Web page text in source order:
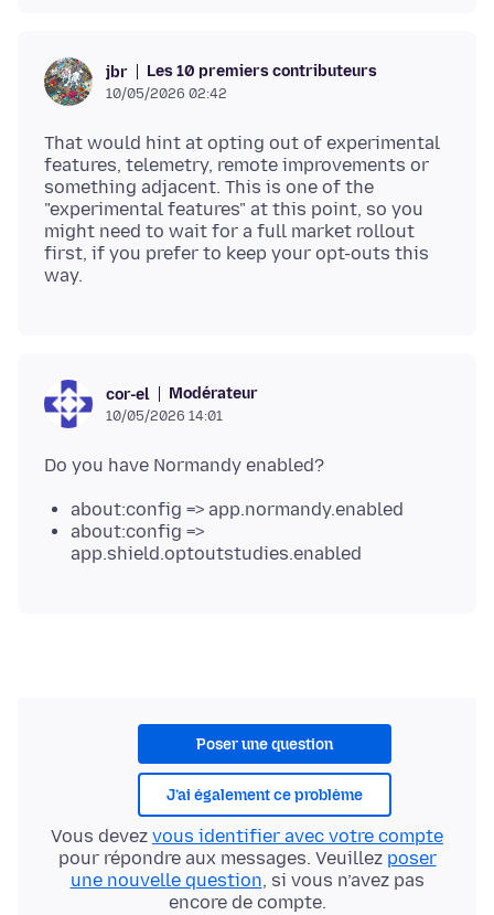
jbr Les 10 premiers contributeurs
10/05/2026 02:42
That would hint at opting out of experimental
features, telemetry, remote improvements or
something adjacent. This is one of the
"experimental features" at this point, so you
might need to wait for a full market rollout
first, if you prefer to keep your opt-outs this
cor-el Modérateur
10/05/2026 14:01
about:config => app.normandy.enabled
about:config =>
app.shield.optoutstudies.enabled
Poser une question
J’ai également ce problème
Vous devez vous identifier avec votre compte
pour répondre aux messages. Veuillez poser
une nouvelle question, si vous n’avez pas
encore de compte.